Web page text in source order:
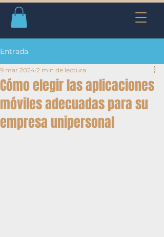
Entrada
Cómo elegir las aplicaciones
móviles adecuadas para su
empresa unipersonal
9 mar 2024 2 min de lectura